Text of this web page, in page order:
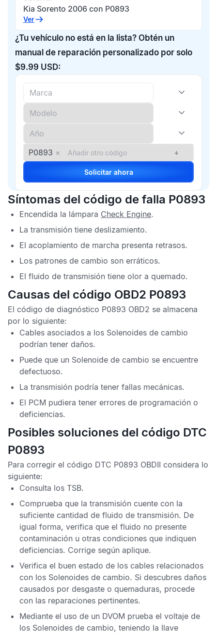
Kia Sorento 2006 con P0893
Ver
¿Tu vehículo no está en la lista? Obtén un
manual de reparación personalizado por solo
$9.99 USD:
P0893 × +
Solicitar ahora
Síntomas del código de falla P0893
Encendida la lámpara Check Engine.
La transmisión tiene deslizamiento.
El acoplamiento de marcha presenta retrasos.
Los patrones de cambio son erráticos.
El fluido de transmisión tiene olor a quemado.
Causas del código OBD2 P0893
El código de diagnóstico P0893 OBD2 se almacena
por lo siguiente:
Cables asociados a los Solenoides de cambio
podrían tener daños.
Puede que un Solenoide de cambio se encuentre
defectuoso.
La transmisión podría tener fallas mecánicas.
El PCM pudiera tener errores de programación o
deficiencias.
Posibles soluciones del código DTC
P0893
Para corregir el código DTC P0893 OBDII considera lo
siguiente:
Consulta los TSB.
Comprueba que la transmisión cuente con la
suficiente cantidad de fluido de transmisión. De
igual forma, verifica que el fluido no presente
contaminación u otras condiciones que indiquen
deficiencias. Corrige según aplique.
Verifica el buen estado de los cables relacionados
con los Solenoides de cambio. Si descubres daños
causados por desgaste o quemaduras, procede
con las reparaciones pertinentes.
Mediante el uso de un DVOM prueba el voltaje de
los Solenoides de cambio, teniendo la llave